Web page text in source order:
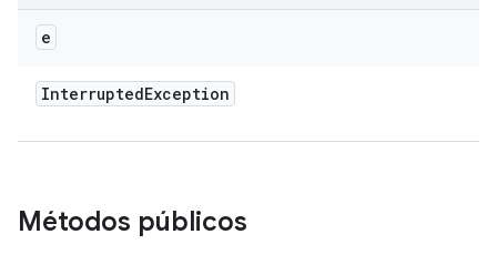
e
InterruptedException
Métodos públicos